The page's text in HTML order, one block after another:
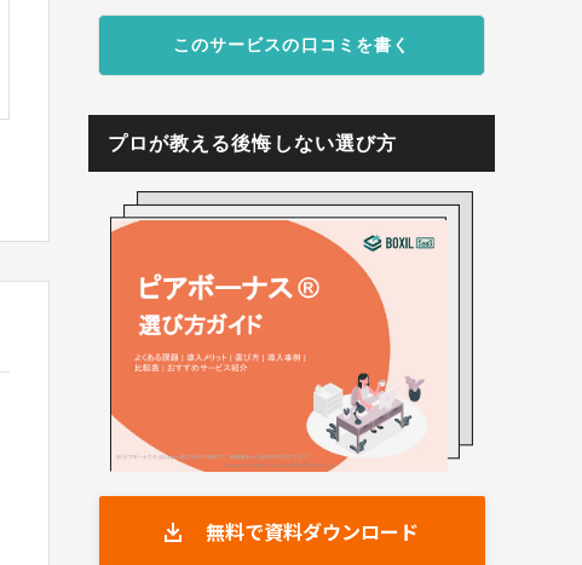
このサービスの口コミを書く
プロが教える後悔しない選び方
無料で資料ダウンロード